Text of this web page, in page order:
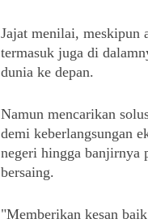
Jajat menilai, meskipun
termasuk juga di
dunia ke depan.
Namun mencarikan
demi keberlangsungan
negeri hingga banjirnya
bersaing.
"Memberikan kesan